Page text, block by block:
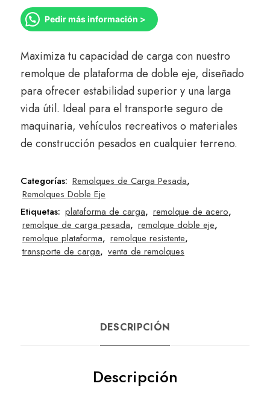
Pedir más información >
Maximiza tu capacidad de carga con nuestro
remolque de plataforma de doble eje, diseñado
para ofrecer estabilidad superior y una larga
vida útil. Ideal para el transporte seguro de
maquinaria, vehículos recreativos o materiales
de construcción pesados en cualquier terreno.
Categorías: Remolques de Carga Pesada,
Remolques Doble Eje
Etiquetas: plataforma de carga, remolque de acero,
remolque de carga pesada, remolque doble eje,
remolque plataforma, remolque resistente,
transporte de carga, venta de remolques
DESCRIPCIÓN
Descripción